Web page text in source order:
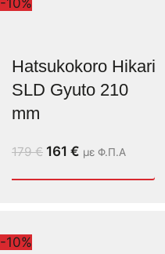
-10%
Hatsukokoro Hikari
SLD Gyuto 210
mm
179€ 161 € με Φ.Π.Α
-10%